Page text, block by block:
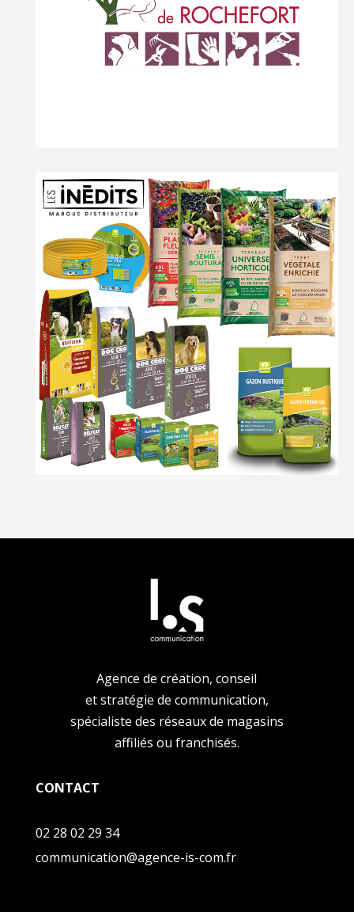
Agence de création, conseil
et stratégie de communication,
spécialiste des réseaux de magasins
affiliés ou franchisés.
CONTACT
02 28 02 29 34
communication@agence-is-com.fr